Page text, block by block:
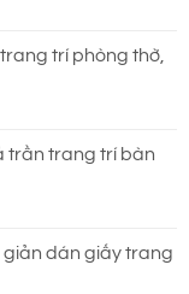
trí phòng thờ,
₫.
trần trang trí bàn
giản dán giấy trang